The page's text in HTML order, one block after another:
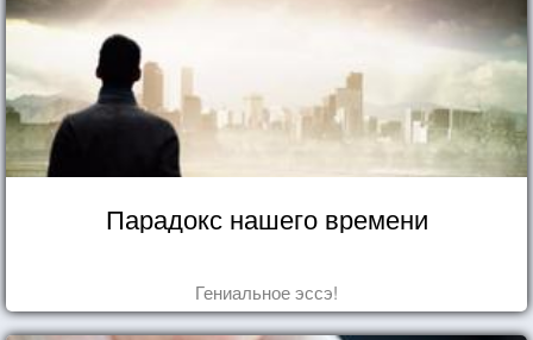
Парадокс нашего времени
Гениальное эссэ!